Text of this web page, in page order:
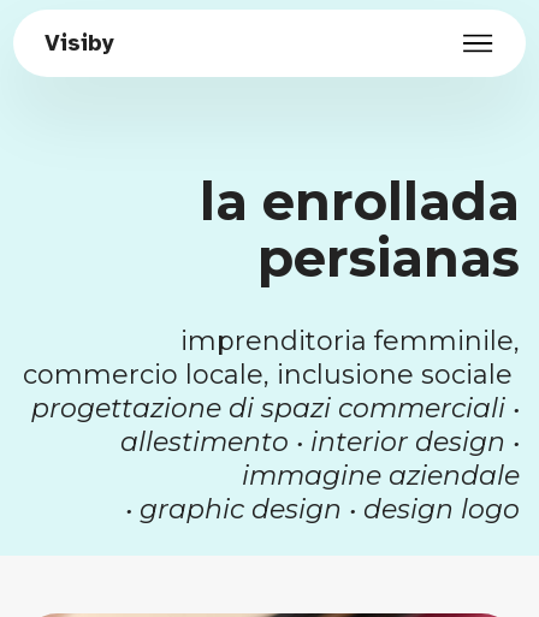
Visiby
la enrollada
persianas
imprenditoria femminile,
commercio locale, inclusione sociale
progettazione di spazi commerciali •
allestimento • interior design •
immagine aziendale
• graphic design • design logo